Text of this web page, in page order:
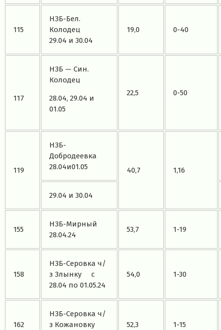
115
НЗБ-Бел.
Колодец
29.04 и 30.04
19,0 0-40
117
НЗБ — Син.
Колодец
28.04, 29.04 и
01.05
22,5 0-50
119
НЗБ-
Добродеевка
28.04и01.05
40,7 1,16
29.04 и 30.04
155
НЗБ-Мирный
28.04.24
53,7 1-19
158
НЗБ-Серовка ч/
з Злынку с
28.04 по 01.05.24
54,0 1-30
162
НЗБ-Серовка ч/
з Кожановку
52,3 1-15